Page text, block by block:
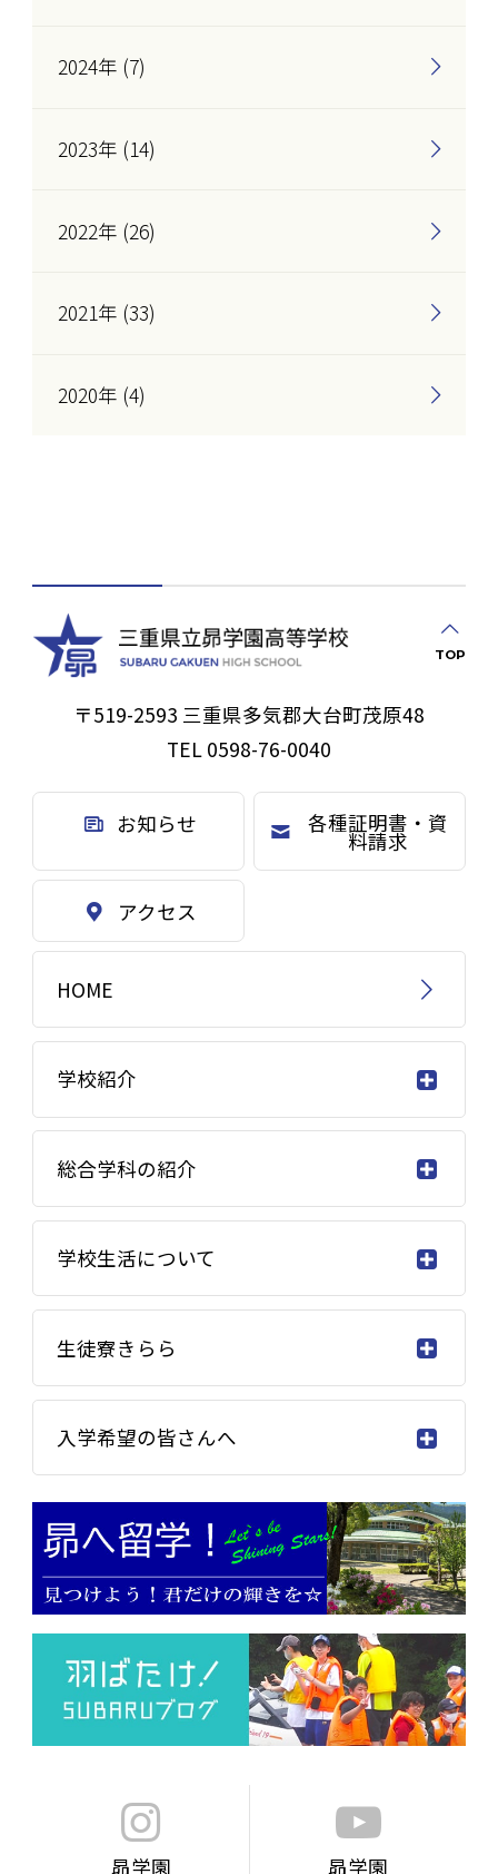
2024年 (7)
2023年 (14)
2022年 (26)
2021年 (33)
2020年 (4)
TOP
〒519-2593 三重県多気郡大台町茂原48
TEL 0598-76-0040
お知らせ 各種証明書・資
料請求
アクセス
HOME
学校紹介
総合学科の紹介
学校生活について
生徒寮きらら
入学希望の皆さんへ
昴学園 昴学園